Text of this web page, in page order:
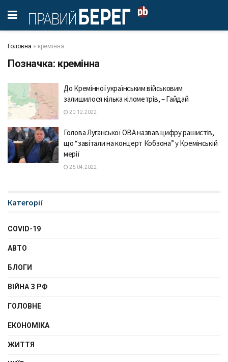
Головна » кремінна
Позначка: кремінна
До Кремінної українським військовим
залишилося кілька кілометрів, – Гайдай
20.12.2022
Голова Луганської ОВА назвав цифру рашистів,
що “завітали на концерт Кобзона” у Кремінській
мерії
26.04.2022
Категорії
COVID-19
АВТО
БЛОГИ
ВІЙНА З РФ
ГОЛОВНЕ
ЕКОНОМІКА
ЖИТТЯ